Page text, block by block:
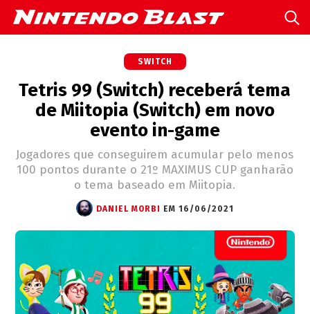
SWITCH
Tetris 99 (Switch) receberá tema
de Miitopia (Switch) em novo
evento in-game
Jogadores que conseguirem acumular pelo menos
100 pontos durante o 21º MAXIMUS CUP ganharão
o tema baseado em Miitopia.
DANIEL MORBI EM 16/06/2021